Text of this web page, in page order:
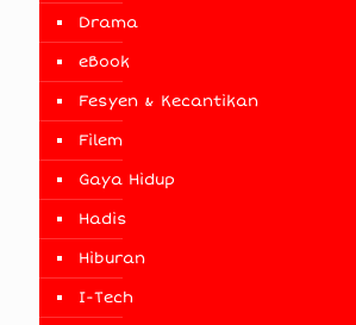
Drama
eBook
Fesyen & Kecantikan
Filem
Gaya Hidup
Hadis
Hiburan
I-Tech